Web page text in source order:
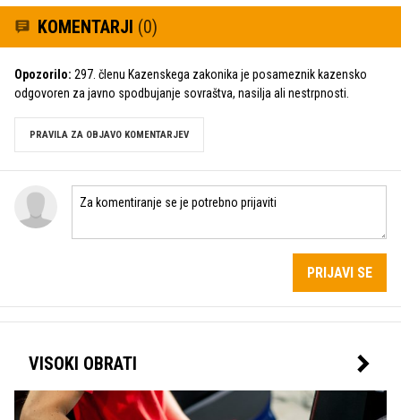
KOMENTARJI (0)
Opozorilo: 297. členu Kazenskega zakonika je posameznik kazensko
odgovoren za javno spodbujanje sovraštva, nasilja ali nestrpnosti.
PRAVILA ZA OBJAVO KOMENTARJEV
PRIJAVI SE
VISOKI OBRATI